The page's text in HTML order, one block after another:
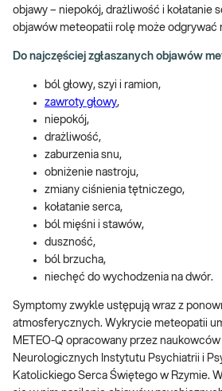
objawy – niepokój, drażliwość i kołatanie
objawów meteopatii rolę może odgrywać
Do najczęściej zgłaszanych objawów
ból głowy, szyi i ramion,
zawroty głowy,
niepokój,
drażliwość,
zaburzenia snu,
obniżenie nastroju,
zmiany ciśnienia tętniczego,
kołatanie serca,
ból mięśni i stawów,
duszność,
ból brzucha,
niechęć do wychodzenia na dwór.
Symptomy zwykle ustępują wraz z
atmosferycznych. Wykrycie meteopatii
METEO-Q opracowany przez naukowców
Neurologicznych Instytutu Psychiatrii i
Katolickiego Serca Świętego w Rzymie.